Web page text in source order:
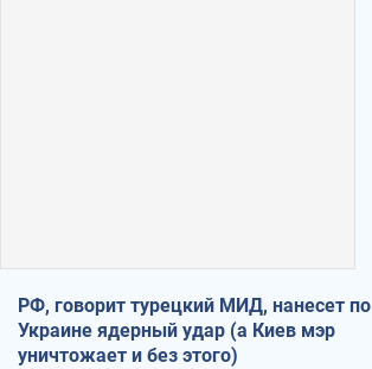
РФ, говорит турецкий МИД, нанесет по
Украине ядерный удар (а Киев мэр
уничтожает и без этого)